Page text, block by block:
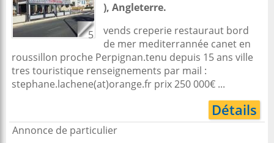
5
), Angleterre.
vends creperie restauraut bord
de mer mediterrannée canet en
roussillon proche Perpignan.tenu depuis 15 ans ville
tres touristique renseignements par mail :
stephane.lachene(at)orange.fr prix 250 000€ ...
Détails
Annonce de particulier